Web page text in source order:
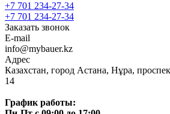
+7 701 234-27-34
+7 701 234-27-34
Заказать звонок
E-mail
info@mybauer.kz
Адрес
Казахстан, город Астана, Нұра,
14
График работы: